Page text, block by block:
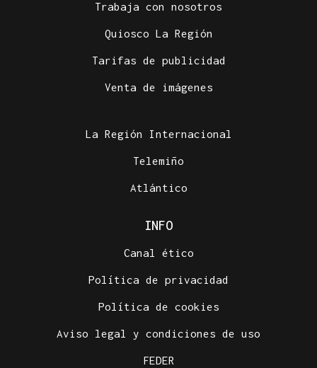
Trabaja con nosotros
Quiosco La Región
Tarifas de publicidad
Venta de imágenes
La Región Internacional
Telemiño
Atlántico
INFO
Canal ético
Política de privacidad
Política de cookies
Aviso legal y condiciones de uso
FEDER